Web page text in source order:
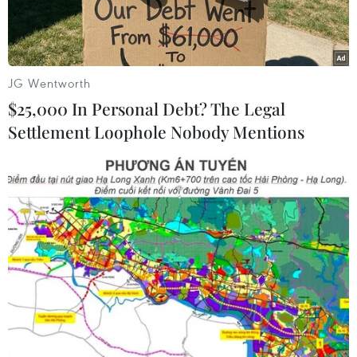
mạo trong công tác.”
Thi hành Lệnh khám xét nơi làm việc đối với bị can Phạm Văn
Hồng. (Ảnh: Viện Kiểm sát Nhân dân tỉnh Thanh Hóa/TTXVN
phát)
Chiều tối 13/8, theo thông tin từ Viện kiểm sát
JG Wentworth
$25,000 In Personal Debt? The Legal
Settlement Loophole Nobody Mentions